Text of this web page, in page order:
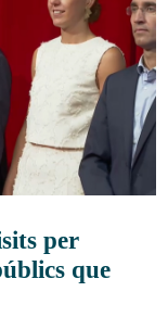
per
que